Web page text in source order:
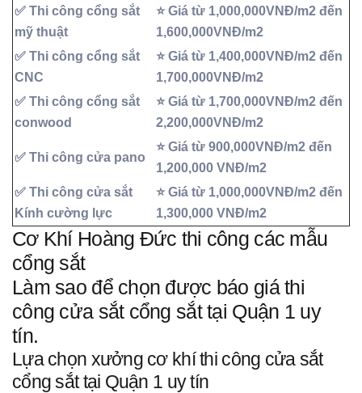
✅ Thi công cổng sắt
mỹ thuật
⭐ Giá từ 1,000,000VNĐ/m2 đến
1,600,000VNĐ/m2
✅ Thi công cổng sắt
CNC
⭐ Giá từ 1,400,000VNĐ/m2 đến
1,700,000VNĐ/m2
✅ Thi công cổng sắt
conwood
⭐ Giá từ 1,700,000VNĐ/m2 đến
2,200,000VNĐ/m2
✅ Thi công cửa pano
⭐ Giá từ 900,000VNĐ/m2 đến
1,200,000 VNĐ/m2
✅ Thi công cửa sắt
Kính cường lực
⭐ Giá từ 1,000,000VNĐ/m2 đến
1,300,000 VNĐ/m2
Cơ Khí Hoàng Đức thi công các mẫu
cổng sắt
Làm sao để chọn được báo giá thi
công cửa sắt cổng sắt tại Quận 1 uy
tín.
Lựa chọn xưởng cơ khí thi công cửa sắt
cổng sắt tại Quận 1 uy tín